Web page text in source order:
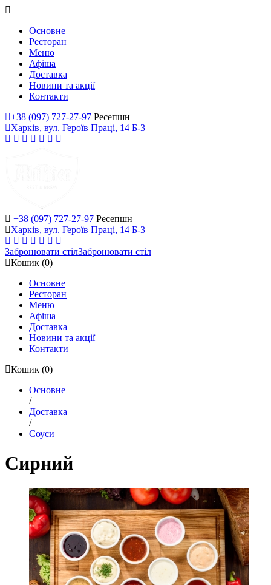
Основне
Ресторан
Меню
Афіша
Доставка
Новини та акції
Контакти
+38 (097) 727-27-97 Ресепшн
Харків, вул. Героїв Праці, 14 Б-3
+38 (097) 727-27-97 Ресепшн
Харків, вул. Героїв Праці, 14 Б-3
Забронювати стілЗабронювати стіл
Кошик (0)
Основне
Ресторан
Меню
Афіша
Доставка
Новини та акції
Контакти
Кошик (0)
Основне
/
Доставка
/
Соуси
Сирний